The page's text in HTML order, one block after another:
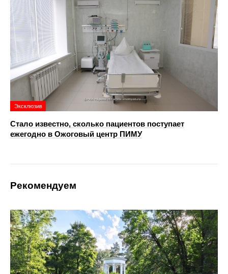
Эксклюзив
Стало известно, сколько пациентов поступает
ежегодно в Ожоговый центр ПИМУ
Рекомендуем